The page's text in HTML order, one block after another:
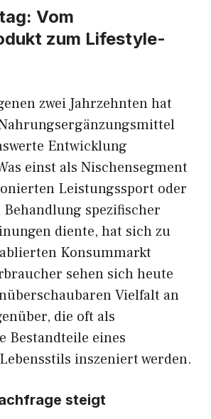
Vom
zum Lifestyle-
zwei Jahrzehnten hat
Entwicklung
einst als Nischensegment
Leistungssport oder
spezifischer
diente, hat sich zu
Konsummarkt
sehen sich heute
Vielfalt an
die oft als
Bestandteile eines
inszeniert werden.
steigt